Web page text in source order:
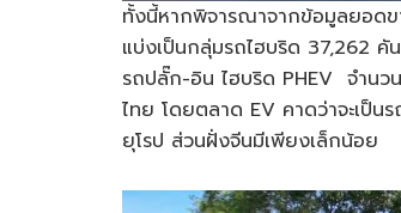
ทั้งนี้หากพิจารณาจากข้อมูลยอดข
แบ่งเป็นกลุ่มรถไฮบริด 37,262
รถปลั๊ก-อิน ไฮบริด PHEV จำนว
ไทย โดยตลาด EV คาดว่าจะเป็
ยุโรป ส่วนฝั่งจีนมีเพียงเล็กน้อย